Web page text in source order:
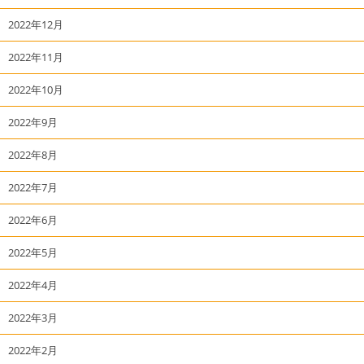
2022年12月
2022年11月
2022年10月
2022年9月
2022年8月
2022年7月
2022年6月
2022年5月
2022年4月
2022年3月
2022年2月